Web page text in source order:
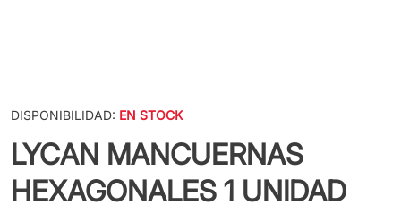
DISPONIBILIDAD: EN STOCK
LYCAN MANCUERNAS
HEXAGONALES 1 UNIDAD